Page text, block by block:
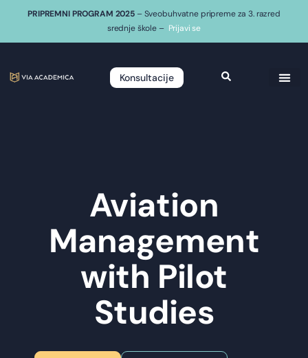
PRIPREMNI PROGRAM 2025 – Sveobuhvatne pripreme za 3. razred
srednje škole – Prijavi se
Konsultacije
Aviation
Management
with Pilot
Studies